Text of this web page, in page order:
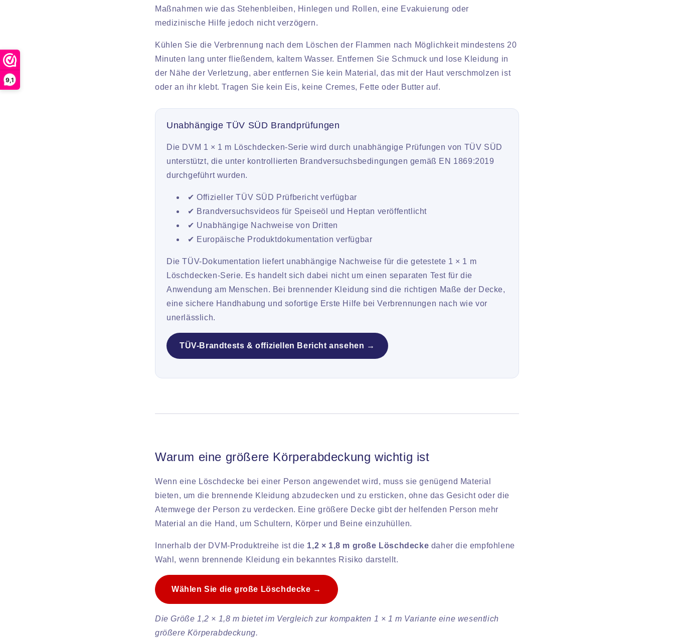
9,1
Maßnahmen wie das Stehenbleiben, Hinlegen und Rollen, eine Evakuierung oder
medizinische Hilfe jedoch nicht verzögern.
Kühlen Sie die Verbrennung nach dem Löschen der Flammen nach Möglichkeit mindestens 20
Minuten lang unter fließendem, kaltem Wasser. Entfernen Sie Schmuck und lose Kleidung in
der Nähe der Verletzung, aber entfernen Sie kein Material, das mit der Haut verschmolzen ist
oder an ihr klebt. Tragen Sie kein Eis, keine Cremes, Fette oder Butter auf.
Unabhängige TÜV SÜD Brandprüfungen
Die DVM 1 × 1 m Löschdecken-Serie wird durch unabhängige Prüfungen von TÜV SÜD
unterstützt, die unter kontrollierten Brandversuchsbedingungen gemäß EN 1869:2019
durchgeführt wurden.
✔ Offizieller TÜV SÜD Prüfbericht verfügbar
✔ Brandversuchsvideos für Speiseöl und Heptan veröffentlicht
✔ Unabhängige Nachweise von Dritten
✔ Europäische Produktdokumentation verfügbar
Die TÜV-Dokumentation liefert unabhängige Nachweise für die getestete 1 × 1 m
Löschdecken-Serie. Es handelt sich dabei nicht um einen separaten Test für die
Anwendung am Menschen. Bei brennender Kleidung sind die richtigen Maße der Decke,
eine sichere Handhabung und sofortige Erste Hilfe bei Verbrennungen nach wie vor
unerlässlich.
TÜV-Brandtests & offiziellen Bericht ansehen →
Warum eine größere Körperabdeckung wichtig ist
Wenn eine Löschdecke bei einer Person angewendet wird, muss sie genügend Material
bieten, um die brennende Kleidung abzudecken und zu ersticken, ohne das Gesicht oder die
Atemwege der Person zu verdecken. Eine größere Decke gibt der helfenden Person mehr
Material an die Hand, um Schultern, Körper und Beine einzuhüllen.
Innerhalb der DVM-Produktreihe ist die 1,2 × 1,8 m große Löschdecke daher die empfohlene
Wahl, wenn brennende Kleidung ein bekanntes Risiko darstellt.
Wählen Sie die große Löschdecke →
Die Größe 1,2 × 1,8 m bietet im Vergleich zur kompakten 1 × 1 m Variante eine wesentlich
größere Körperabdeckung.